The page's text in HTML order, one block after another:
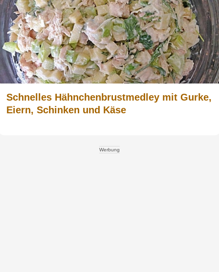
Schnelles Hähnchenbrustmedley mit Gurke,
Eiern, Schinken und Käse
Werbung